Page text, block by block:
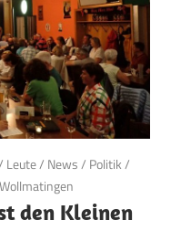
Leute/ News/ Politik/
Wollmatingen
den Kleinen